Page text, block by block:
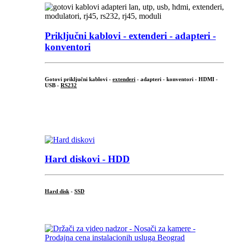
Priključni kablovi - extenderi - adapteri -
konventori
Gotovi priključni kablovi - extenderi - adapteri - konventori - HDMI -
USB - RS232
Hard diskovi - HDD
Hard disk - SSD